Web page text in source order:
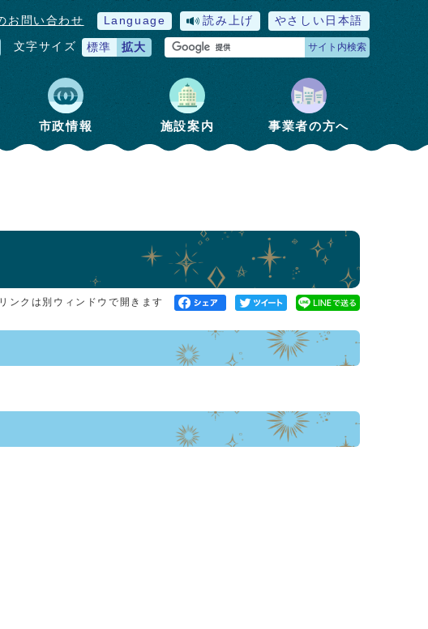
お問い合わせ Language 読み上げ やさしい日本語
文字サイズ 標準 拡大 サイト内検索
市政情報 施設案内 事業者の方へ
ンクは別ウィンドウで開きます